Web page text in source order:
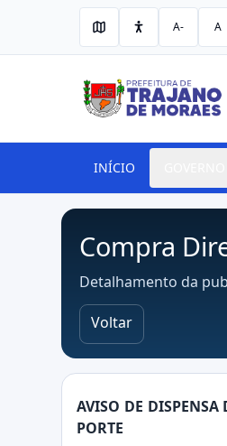
A- A
INÍCIO
Compra
Detalhamento da
Voltar
AVISO DE DISPENSA
PORTE